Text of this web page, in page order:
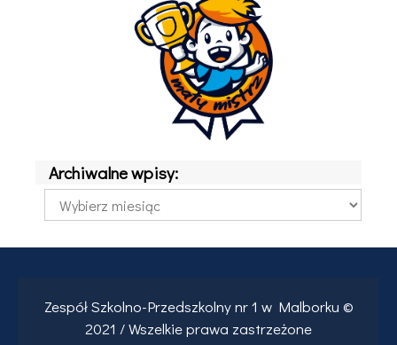
Archiwalne wpisy:
Archiwalne
wpisy:
Zespół Szkolno-Przedszkolny nr 1 w Malborku ©
2021 / Wszelkie prawa zastrzeżone